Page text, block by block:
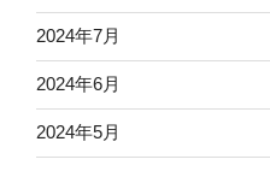
2024年7月
2024年6月
2024年5月